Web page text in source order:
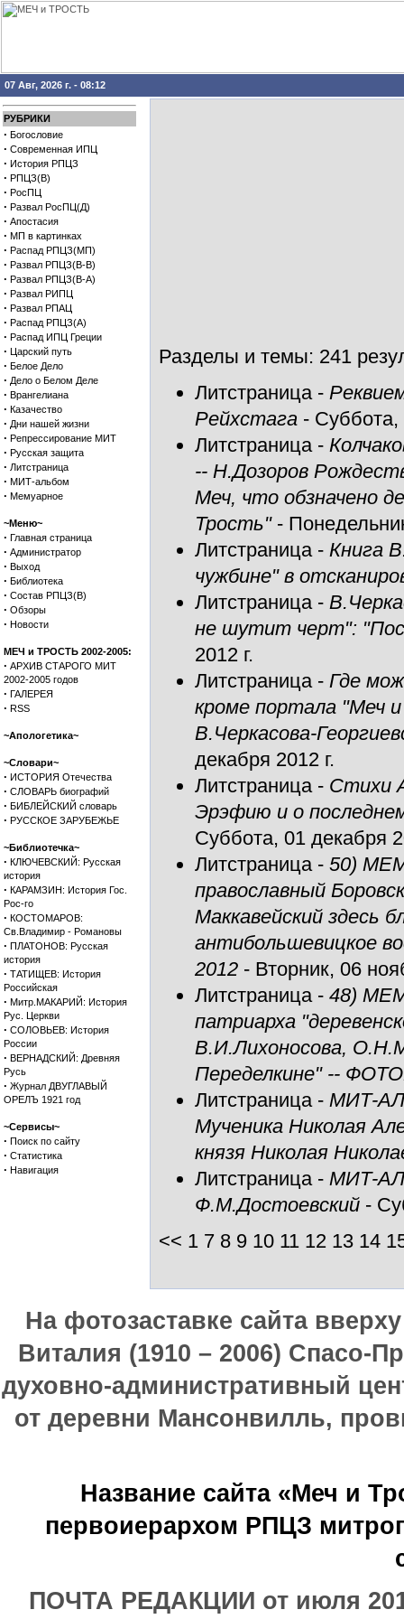
07 Авг, 2026 г. - 08:12
РУБРИКИ
· Богословие
· Современная ИПЦ
· История РПЦЗ
· РПЦЗ(В)
· РосПЦ
· Развал РосПЦ(Д)
· Апостасия
· МП в картинках
· Распад РПЦЗ(МП)
· Развал РПЦЗ(В-В)
· Развал РПЦЗ(В-А)
· Развал РИПЦ
· Развал РПАЦ
· Распад РПЦЗ(А)
· Распад ИПЦ Греции
· Царский путь
· Белое Дело
· Дело о Белом Деле
· Врангелиана
· Казачество
· Дни нашей жизни
· Репрессирование МИТ
· Русская защита
· Литстраница
· МИТ-альбом
· Мемуарное
~Меню~
· Главная страница
· Администратор
· Выход
· Библиотека
· Состав РПЦЗ(В)
· Обзоры
· Новости
МЕЧ и ТРОСТЬ 2002-2005:
· АРХИВ СТАРОГО МИТ
2002-2005 годов
· ГАЛЕРЕЯ
· RSS
~Апологетика~
~Словари~
· ИСТОРИЯ Отечества
· СЛОВАРЬ биографий
· БИБЛЕЙСКИЙ словарь
· РУССКОЕ ЗАРУБЕЖЬЕ
~Библиотечка~
· КЛЮЧЕВСКИЙ: Русская
история
· КАРАМЗИН: История Гос.
Рос-го
· КОСТОМАРОВ:
Св.Владимир - Романовы
· ПЛАТОНОВ: Русская
история
· ТАТИЩЕВ: История
Российская
· Митр.МАКАРИЙ: История
Рус. Церкви
· СОЛОВЬЕВ: История
России
· ВЕРНАДСКИЙ: Древняя
Русь
· Журнал ДВУГЛАВЫЙ
ОРЕЛЪ 1921 год
~Сервисы~
· Поиск по сайту
· Статистика
· Навигация
Разделы и темы: 241
Литстраница-
Рейхстага - Суббота,
Литстраница-
-- Н.Дозоров
Меч, что обзначено
Трость"-
Литстраница- Книга
чужбине" в
Литстраница-
не шутит черт":
2012 г.
Литстраница- Где
кроме портала "Меч
В.Черкасова-
декабря 2012 г.
Литстраница- Стихи
Эрэфию и о
Суббота, 01 декабря
Литстраница- 50)
православный
Маккавейский здесь
антибольшевицкое
2012 - Вторник, 06
Литстраница- 48)
патриарха
В.И.Лихоносова,
Переделкине" --
Литстраница- МИТ-
Мученика Николая
князя Николая
Литстраница- МИТ-
Ф.М.Достоевский -
<< 1 7 8 9 10 11 12 13 14
На фотозаставке сайта
Виталия (1910 – 2006) Спасо-
духовно-административный
от деревни Мансонвилль,
Название сайта «Меч и
первоиерархом РПЦЗ
ПОЧТА РЕДАКЦИИ от июля